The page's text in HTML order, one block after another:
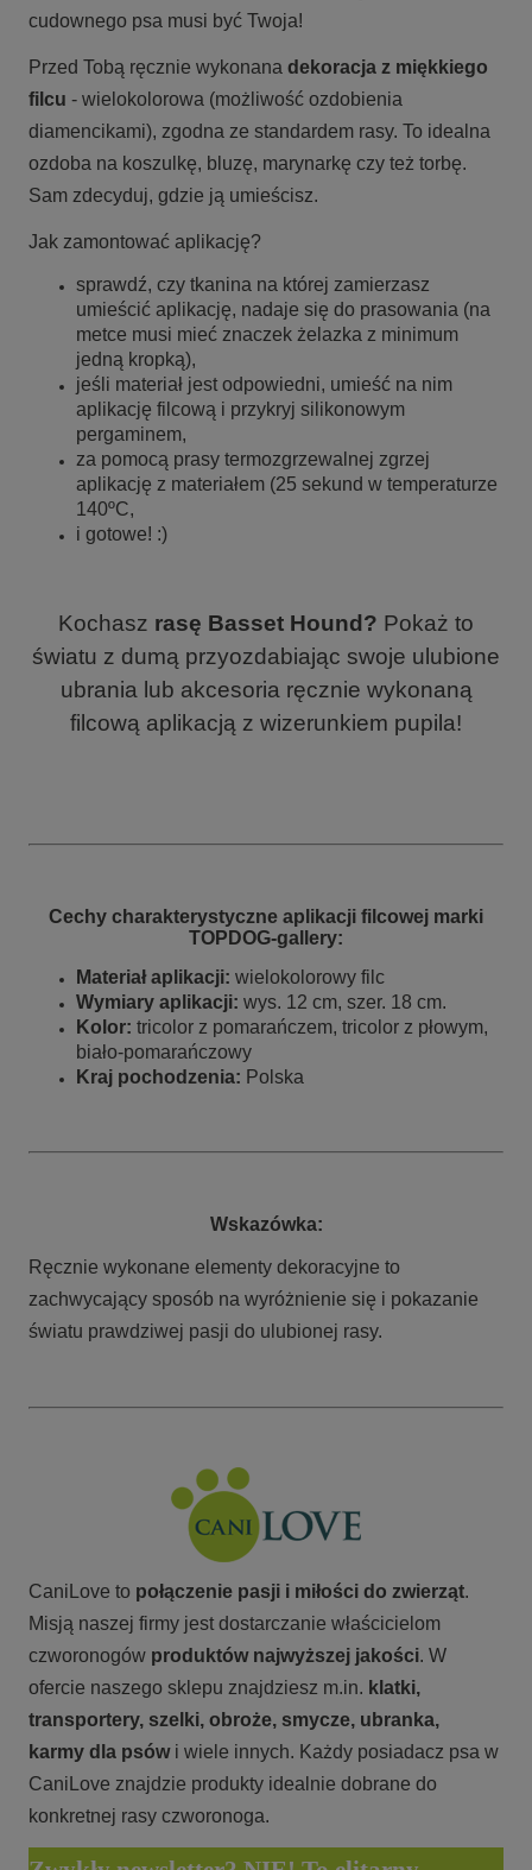
cudownego psa musi być Twoja!
Przed Tobą ręcznie wykonana dekoracja z miękkiego
filcu - wielokolorowa (możliwość ozdobienia
diamencikami), zgodna ze standardem rasy. To idealna
ozdoba na koszulkę, bluzę, marynarkę czy też torbę.
Sam zdecyduj, gdzie ją umieścisz.
Jak zamontować aplikację?
sprawdź, czy tkanina na której zamierzasz
umieścić aplikację, nadaje się do prasowania (na
metce musi mieć znaczek żelazka z minimum
jedną kropką),
jeśli materiał jest odpowiedni, umieść na nim
aplikację filcową i przykryj silikonowym
pergaminem,
za pomocą prasy termozgrzewalnej zgrzej
aplikację z materiałem (25 sekund w temperaturze
140ºC,
i gotowe! :)
Kochasz rasę Basset Hound? Pokaż to
światu z dumą przyozdabiając swoje ulubione
ubrania lub akcesoria ręcznie wykonaną
filcową aplikacją z wizerunkiem pupila!
Cechy charakterystyczne aplikacji filcowej marki
TOPDOG-gallery:
Materiał aplikacji: wielokolorowy filc
Wymiary aplikacji: wys. 12 cm, szer. 18 cm.
Kolor: tricolor z pomarańczem, tricolor z płowym,
biało-pomarańczowy
Kraj pochodzenia: Polska
Wskazówka:
Ręcznie wykonane elementy dekoracyjne to
zachwycający sposób na wyróżnienie się i pokazanie
światu prawdziwej pasji do ulubionej rasy.
CaniLove to połączenie pasji i miłości do zwierząt.
Misją naszej firmy jest dostarczanie właścicielom
czworonogów produktów najwyższej jakości. W
ofercie naszego sklepu znajdziesz m.in. klatki,
transportery, szelki, obroże, smycze, ubranka,
karmy dla psówi wiele innych. Każdy posiadacz psa w
CaniLove znajdzie produkty idealnie dobrane do
konkretnej rasy czworonoga.